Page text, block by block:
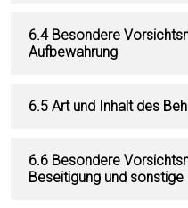
6.4 Besondere
Aufbewahrung
6.5 Art und Inhalt des
6.6 Besondere
Beseitigung und